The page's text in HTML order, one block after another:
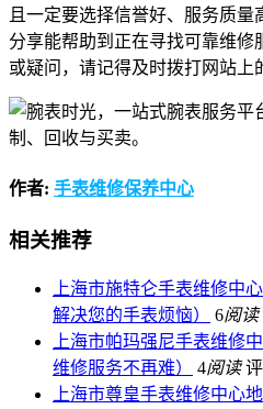
且一定要选择信誉好、服务质
分享能帮助到正在寻找可靠维修
或疑问，请记得及时拨打网站上
作者: 手表维修保养中心
相关推荐
上海市施特仑手表维修中
解决您的手表烦恼）
6阅读
上海市帕玛强尼手表维修
维修服务不再难）
4阅读
上海市尊皇手表维修中心